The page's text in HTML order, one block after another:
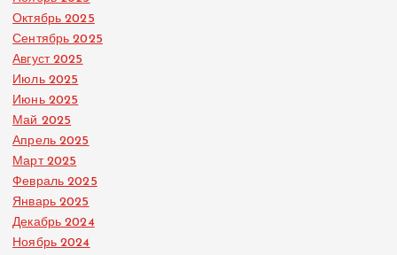
Октябрь 2025
Сентябрь 2025
Август 2025
Июль 2025
Июнь 2025
Май 2025
Апрель 2025
Март 2025
Февраль 2025
Январь 2025
Декабрь 2024
Ноябрь 2024